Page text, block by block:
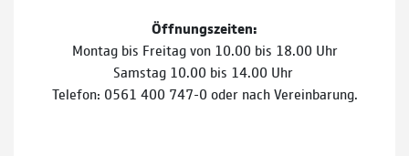
Öffnungszeiten:
Montag bis Freitag von 10.00 bis 18.00 Uhr
Samstag 10.00 bis 14.00 Uhr
Telefon: 0561 400 747-0 oder nach Vereinbarung.